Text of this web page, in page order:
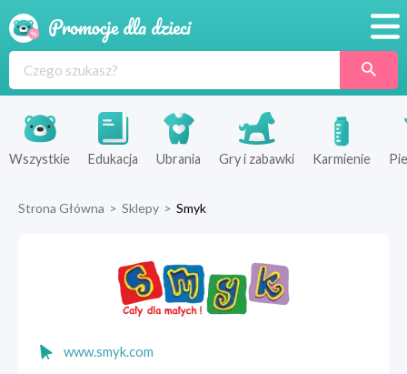
Produkty
Sklepy
Wszystkie Edukacja Ubrania Gry i zabawki Karmienie
Strona Główna > Sklepy > Smyk
www.smyk.com